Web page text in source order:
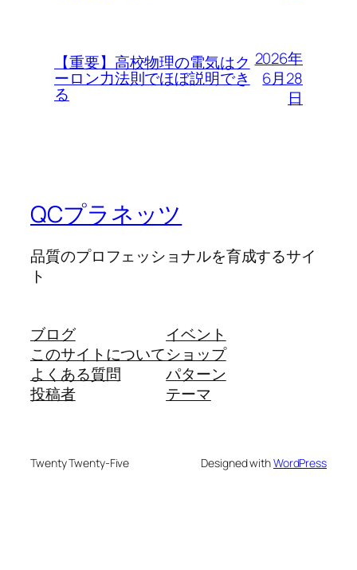
【重要】高校物理の電気はク
ーロン力法則でほぼ説明でき
る
2026年
6月28
日
QCプラネッツ
品質のプロフェッショナルを育成するサイ
ト
ブログ
このサイトについて
よくある質問
投稿者
イベント
ショップ
パターン
テーマ
Twenty Twenty-Five Designed withWordPress